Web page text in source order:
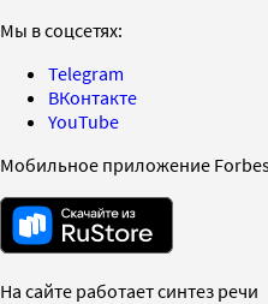
Мы в соцсетях:
Telegram
ВКонтакте
YouTube
Мобильное приложение
На сайте работает синтез речи